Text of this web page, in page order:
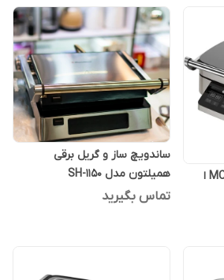
گریل مدیا مدل MC-JSY3921 ا
ساندویچ ساز و گریل برقی
همیلتون مدل SH-1150
تماس بگیرید